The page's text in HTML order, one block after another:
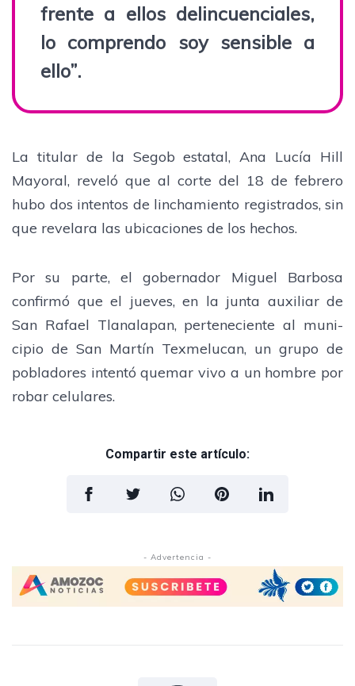
frente a ellos delincuenciales,
lo comprendo soy sensible a
ello”.
La titular de la Segob es­tatal, Ana Lucía Hill
Mayo­ral, reveló que al corte del 18 de febrero
hubo dos intentos de linchamiento registrados, sin
que revelara las ubicacio­nes de los hechos.
Por su parte, el goberna­dor Miguel Barbosa
confirmó que el jueves, en la junta au­xiliar de
San Rafael Tlanala­pan, perteneciente al muni­
cipio de San Martín Texme­lucan, un grupo de
poblado­res intentó quemar vivo a un hombre por
robar celulares.
Compartir este artículo:
- Advertencia -